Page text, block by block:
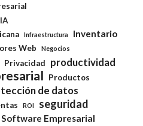
IA
Infraestructura Inventario
Web Negocios
Privacidad productividad
Productos
de datos
ROI seguridad
Software Empresarial